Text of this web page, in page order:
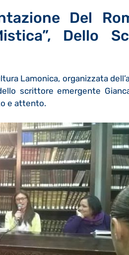
Del
Dello
Lamonica, organizzata
scrittore emergente
e attento.